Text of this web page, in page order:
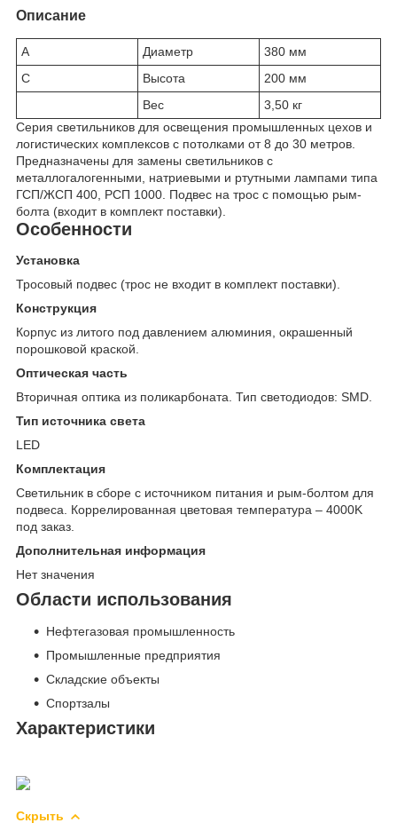
Описание
A Диаметр
380 мм
C
Высота
200 мм
Вес
3,50 кг
Серия светильников для освещения промышленных цехов и
логистических комплексов с потолками от 8 до 30 метров.
Предназначены для замены светильников с
металлогалогенными, натриевыми и ртутными лампами типа
ГСП/ЖСП 400, РСП 1000. Подвес на трос с помощью рым-
болта (входит в комплект поставки).
Особенности
Установка
Тросовый подвес (трос не входит в комплект поставки).
Конструкция
Корпус из литого под давлением алюминия, окрашенный
порошковой краской.
Оптическая часть
Вторичная оптика из поликарбоната. Тип светодиодов: SMD.
Тип источника света
LED
Комплектация
Светильник в сборе с источником питания и рым-болтом для
подвеса. Коррелированная цветовая температура – 4000K
под заказ.
Дополнительная информация
Нет значения
Области использования
Нефтегазовая промышленность
Промышленные предприятия
Складские объекты
Спортзалы
Характеристики
Скрыть